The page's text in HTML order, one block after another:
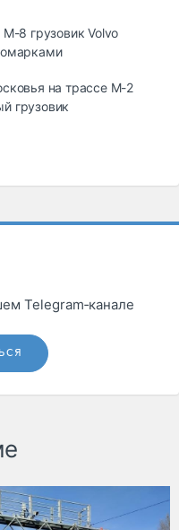
8 грузовик Volvo
на трассе М-2
грузовик
Telegram‑канале